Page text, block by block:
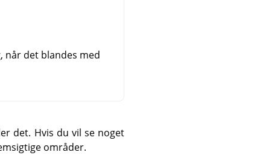
når det blandes med
det. Hvis du vil se noget
områder.